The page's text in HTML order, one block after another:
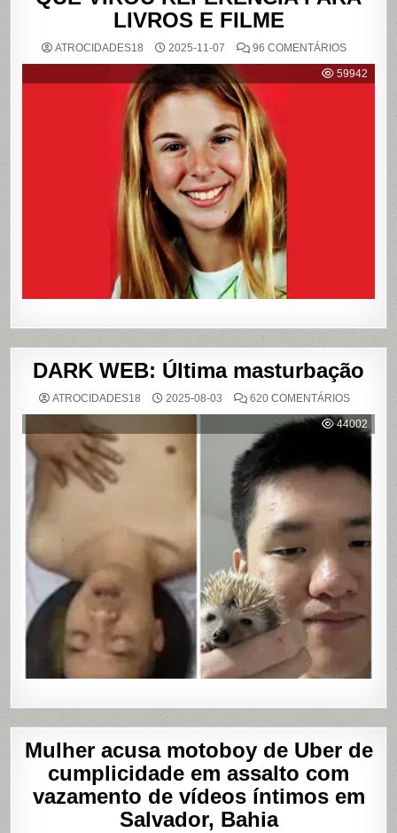
LIVROS E FILME
ATROCIDADES18 2025-11-07 96 COMENTÁRIOSEM
59942
DARK WEB: Última masturbação
ATROCIDADES18 2025-08-03 620 COMENTÁRIOSEM
WEB:
ÚLTIMA
44002
Mulher acusa motoboy de Uber de
cumplicidade em assalto com
vazamento de vídeos íntimos em
Salvador, Bahia